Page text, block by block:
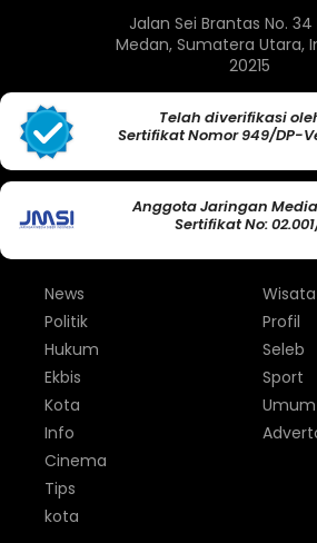
Jalan Sei Brantas No.
Medan, Sumatera Utara,
20215
Telah diverifikasi
Sertifikat Nomor 949/DP-
Anggota Jaringan
Sertifikat No:
News
Politik
Hukum
Ekbis
Kota
Info
Wisata
Profil
Seleb
Sport
Umum
Cinema
Tips
kota